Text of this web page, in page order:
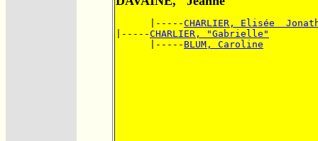
      |-----
CHARLIER, Elisée
|-----CHARLIER, "Gabrielle"
      |-----
BLUM, Caroline